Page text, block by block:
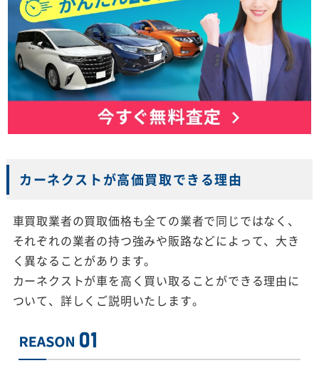
カーネクストが高価買取できる理由
車買取業者の買取価格も全ての業者で同じではなく、
それぞれの業者の持つ強みや販路などによって、大き
く異なることがあります。
カーネクストが車を高く買い取ることができる理由に
ついて、詳しくご説明いたします。